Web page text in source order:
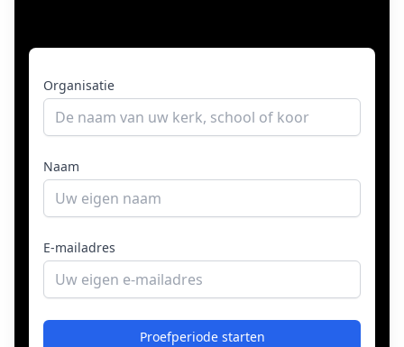
Organisatie
Naam
E-mailadres
Proefperiode starten